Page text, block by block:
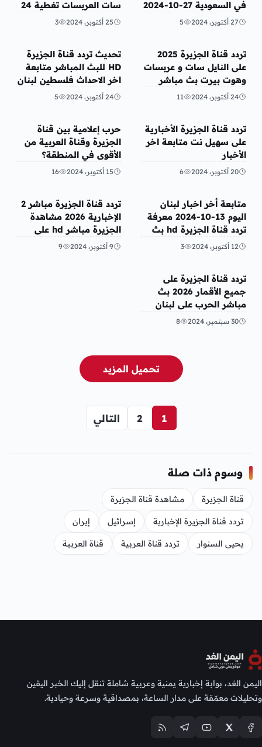
في السعودية 27-10-2024
27 أكتوبر، 2024 5
سات العربسات تغطية 24
ساعة
25 أكتوبر، 2024 3
منوعات
تردد قناة الجزيرة 2025
على النايل سات و عربسات
وهوت بيرت بث مباشر
24 أكتوبر، 2024 11
تريندات
تحديث تردد قناة الجزيرة
HD للبث المباشر متابعة
اخر الاحداث فلسطين لبنان
غزة اليمن
24 أكتوبر، 2024 5
منوعات
تردد قناة الجزيرة الأخبارية
على سهيل نت متابعة اخر
الأخبار
20 أكتوبر، 2024 6
منوعات
حرب إعلامية بين قناة
الجزيرة وقناة العربية من
الأقوى في المنطقة؟
15 أكتوبر، 2024 16
عربي ودولي
متابعة أخر اخبار لبنان
اليوم 13-10-2024 معرفة
تردد قناة الجزيرة hd بث
مباشر
12 أكتوبر، 2024 3
منوعات
تردد قناة الجزيرة مباشر 2
الإخبارية 2026 مشاهدة
الجزيرة مباشر hd على
الإنترنت يوتيوب نايلسات
9 أكتوبر، 2024 9
منوعات
تردد قناة الجزيرة على
جميع الأقمار 2026 بث
مباشر الحرب على لبنان
30 سبتمبر، 2024 8
تحميل المزيد
1
2 التالي
وسوم ذات صلة
قناة الجزيرة مشاهدة قناة الجزيرة
تردد قناة الجزيرة الإخبارية إسرائيل إيران
يحيى السنوار تردد قناة العربية قناة العربية
اليمن الغد، بوابة إخبارية يمنية وعربية شاملة تنقل إليك الخبر اليقين
وتحليلات معمّقة على مدار الساعة، بمصداقية وسرعة وحيادية.